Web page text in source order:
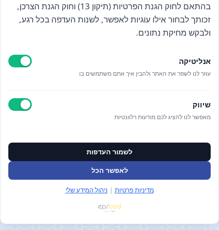
סיסמה Confirm Password
הרשמה
שחזור סיסמה
מדיניות פרטיות
ניהול מידע אישי
בהתאם לחוק הגנת הפרטיות (תיקון 13) וחוק הגנת הצרכן,
זכותך לבחור אילו עוגיות לאפשר, לשנות העדפה בכל רגע,
ולבקש מחיקת נתונים.
אנליטיקה
עוזר לנו לשפר את האתר ולהבין איך אתם משתמשים בו
שיווק
מאפשר לנו להציג לכם מודעות רלוונטיות
לשמור העדפות
לאפשר הכל
מדיניות פרטיות | ניהול המידע שלי